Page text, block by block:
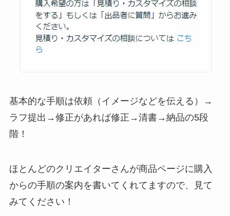
基本的な手順は依頼（イメージなどを伝える）→
ラフ提出→修正があれば修正→清書→納品の5段
階！
ほとんどのクリエイターさんが商品ページに購入
からの手順の案内を書いてくれてますので、見て
みてください！